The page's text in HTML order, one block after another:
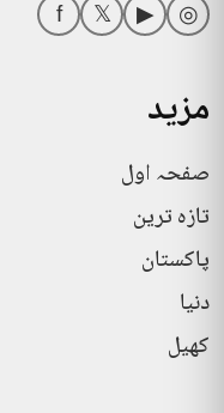
◎
▶
𝕏
f
مزید
صفحہ اول
تازہ ترین
پاکستان
دنیا
کھیل